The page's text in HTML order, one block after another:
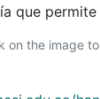
que permite
on the image